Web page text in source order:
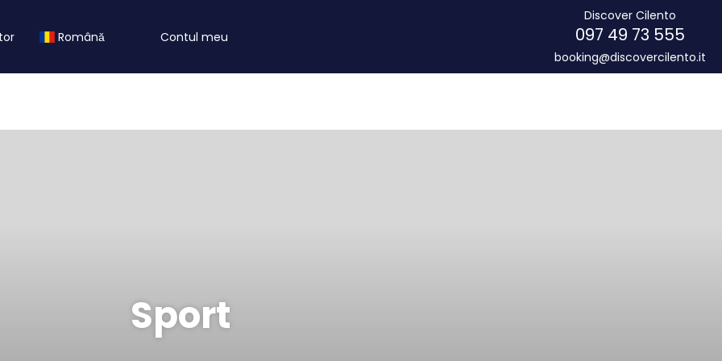
Română Contul meu
Discover Cilento
097 49 73 555
booking@discovercilento.it
Sport